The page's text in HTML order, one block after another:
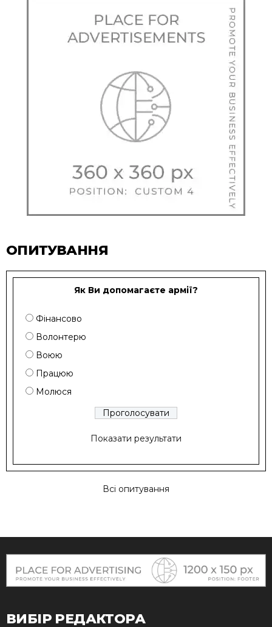
ОПИТУВАННЯ
Як Ви допомагаєте армії?
Фінансово
Волонтерю
Воюю
Працюю
Молюся
Показати результати
Всі опитування
ВИБІР РЕДАКТОРА